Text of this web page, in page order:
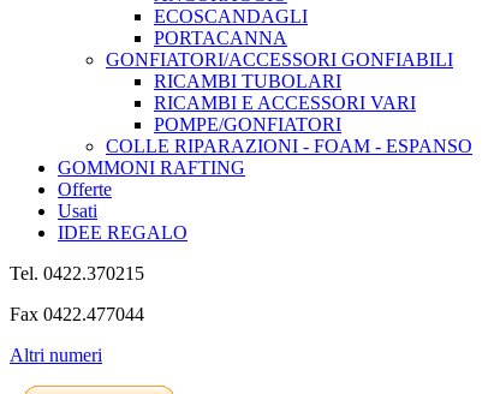
ECOSCANDAGLI
PORTACANNA
GONFIATORI/ACCESSORI GONFIABILI
RICAMBI TUBOLARI
RICAMBI E ACCESSORI VARI
POMPE/GONFIATORI
COLLE RIPARAZIONI - FOAM - ESPANSO
GOMMONI RAFTING
Offerte
Usati
IDEE REGALO
Tel. 0422.370215
Fax 0422.477044
Altri numeri